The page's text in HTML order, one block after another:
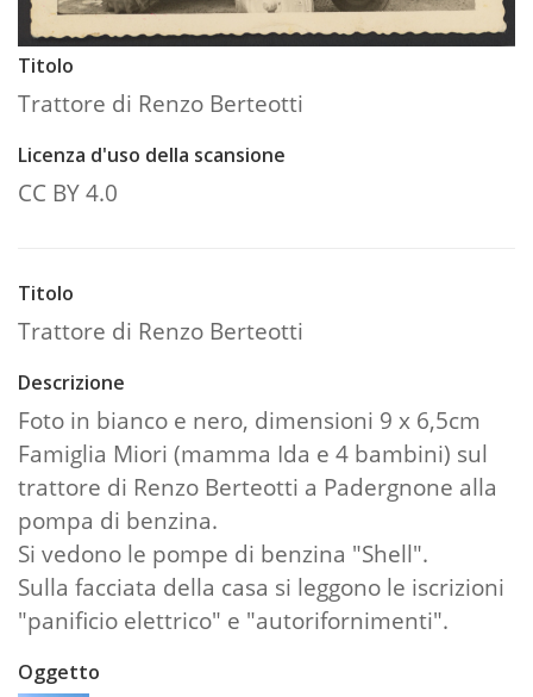
Titolo
Trattore di Renzo Berteotti
Licenza d'uso della scansione
CC BY 4.0
Titolo
Trattore di Renzo Berteotti
Descrizione
Foto in bianco e nero, dimensioni 9 x 6,5cm
Famiglia Miori (mamma Ida e 4 bambini) sul
trattore di Renzo Berteotti a Padergnone alla
pompa di benzina.
Si vedono le pompe di benzina "Shell".
Sulla facciata della casa si leggono le iscrizioni
"panificio elettrico" e "autorifornimenti".
Oggetto